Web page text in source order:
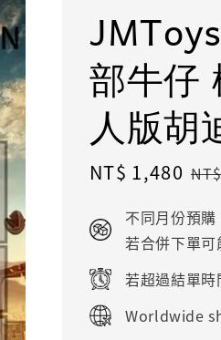
部牛仔
人版胡
Sale
NT$ 1,480
不同月份預
若合併下單
若超過結單
Worldwide